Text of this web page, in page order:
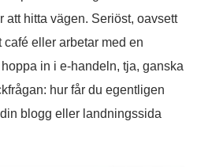
att hitta vägen. Seriöst, oavsett
eller arbetar med en
in i e-handeln, tja, ganska
hur får du egentligen
blogg eller landningssida